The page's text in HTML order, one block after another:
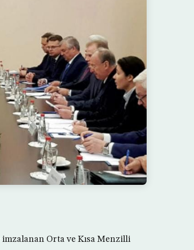
imzalanan Orta ve Kısa Menzilli